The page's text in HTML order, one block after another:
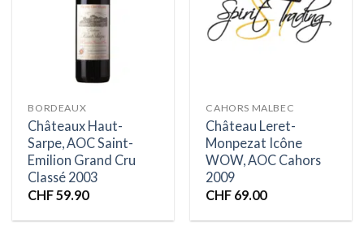
BORDEAUX
Châteaux Haut-
Sarpe, AOC Saint-
Emilion Grand Cru
Classé 2003
CHF59.90
Ajouter
à la liste
d’envies
CAHORS MALBEC
Château Leret-
Monpezat Icône
WOW, AOC Cahors
2009
CHF 69.00